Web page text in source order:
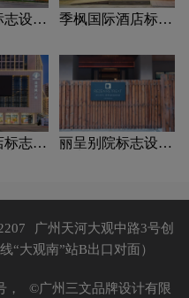
志设计
季枫国际酒店标志
标志设
丽呈别院标志设计
广州天河大观中路3号创
“大观南”站B出口对面）
， ©广州三文品牌设计有限